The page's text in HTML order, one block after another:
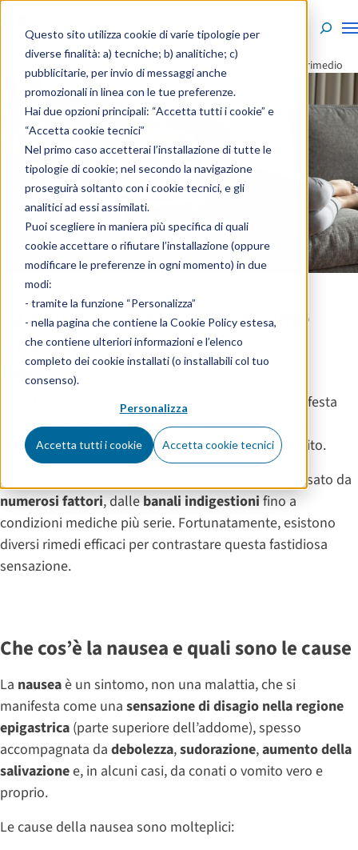
Questo sito utilizza cookie di varie tipologie per
diverse finalità: a) tecniche; b) analitiche; c)
pubblicitarie, per invio di messaggi anche
promozionali in linea con le tue preferenze.
Hai due opzioni principali: “Accetta tutti i cookie” e
“Accetta cookie tecnici”
Nel primo caso accetterai l’installazione di tutte le
tipologie di cookie; nel secondo la navigazione
proseguirà soltanto con i cookie tecnici, e gli
analitici ad essi assimilati.
Puoi scegliere in maniera più specifica di quali
cookie accettare o rifiutare l’installazione (oppure
modificare le preferenze in ogni momento) in due
modi:
- tramite la funzione “Personalizza”
- nella pagina che contiene la Cookie Policy estesa,
che contiene ulteriori informazioni e l’elenco
completo dei cookie installati (o installabili col tuo
consenso).
Personalizza
Accetta tutti i cookie Accetta cookie tecnici
»Enciclopedia Sintomi La nausea, cosa prendere come rimedio
La nausea, cosa prendere come
rimedio
è una sensazione spiacevole che si manifesta
comemalessere alla bocca dello stomaco, spesso
accompagnata dalla sensazione imminente di vomito.
Si tratta di un sintomo comune che può essere causato da
numerosi fattori, dallebanali indigestionifino a
condizioni mediche più serie. Fortunatamente, esistono
diversi rimedi efficaci per contrastare questa fastidiosa
sensazione.
Che cos’è la nausea e quali sono le cause
La nauseaè un sintomo, non una malattia, che si
manifesta come una sensazione di disagio nella regione
epigastrica (parte superiore dell’addome), spesso
accompagnata da debolezza,sudorazione,aumento della
salivazionee, in alcuni casi, da conati o vomito vero e
proprio.
Le cause della nausea sono molteplici: